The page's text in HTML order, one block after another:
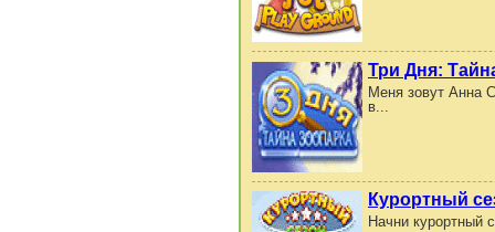
Три Дня:
Меня зовут Анна
в...
Курортный
Начни курортный